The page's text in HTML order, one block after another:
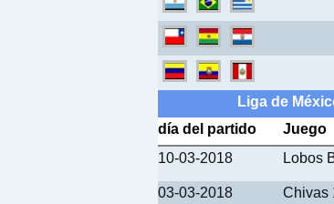
Liga de
día del partido
Juego
10-03-2018
Lobos
03-03-2018 Chivas